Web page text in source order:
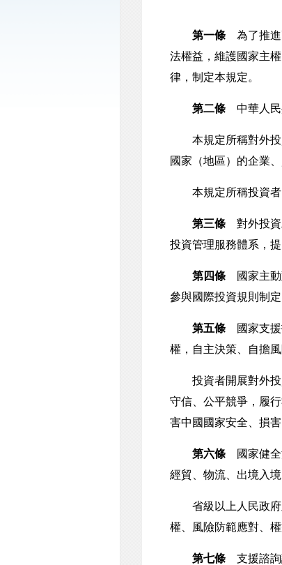
第一條 為了推進
法權益，維護國家主
律，制定本規定。
第二條 中華人民
本規定所稱對外投
國家（地區）的企業
本規定所稱投資者
第三條 對外投資
投資管理服務體系，
第四條 國家主動
參與國際投資規則制
第五條 國家支援
權，自主決策、自擔風
投資者開展對外投
守信、公平競爭，履
害中國國家安全、損
第六條 國家健全
經貿、物流、出境入
省級以上人民政府
權、風險防範應對、
第七條 支援諮詢